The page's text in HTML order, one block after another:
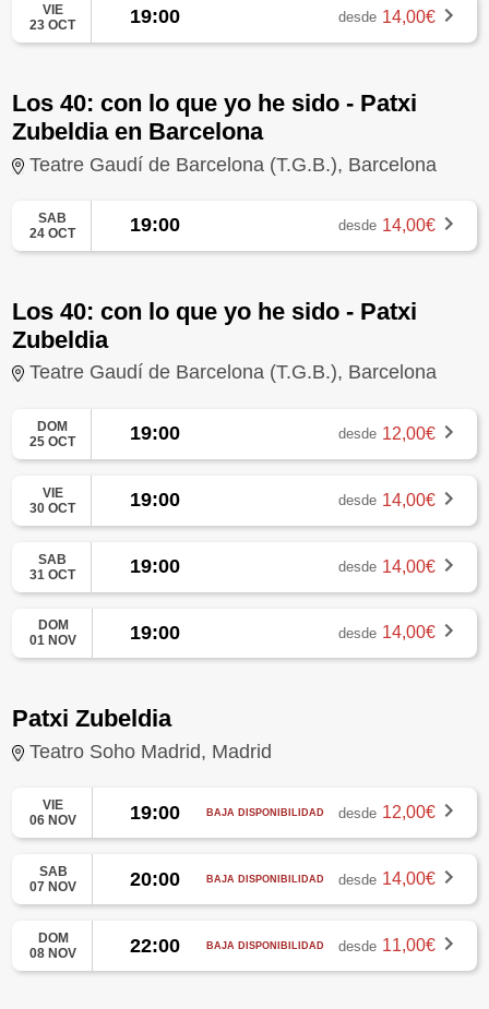
VIE
23 OCT
19:00 desde 14,00€
Los 40: con lo que yo he sido - Patxi
Zubeldia en Barcelona
Teatre Gaudí de Barcelona (T.G.B.), Barcelona
SAB
24 OCT
19:00 desde 14,00€
Los 40: con lo que yo he sido - Patxi
Zubeldia
Teatre Gaudí de Barcelona (T.G.B.), Barcelona
DOM
25 OCT
19:00 desde 12,00€
VIE
30 OCT
19:00 desde 14,00€
SAB
31 OCT
19:00 desde 14,00€
DOM
01 NOV
19:00 desde 14,00€
Patxi Zubeldia
Teatro Soho Madrid, Madrid
VIE
06 NOV
19:00 BAJA DISPONIBILIDAD desde 12,00€
SAB
07 NOV
20:00 BAJA DISPONIBILIDAD desde 14,00€
DOM
08 NOV
22:00 BAJA DISPONIBILIDAD desde 11,00€